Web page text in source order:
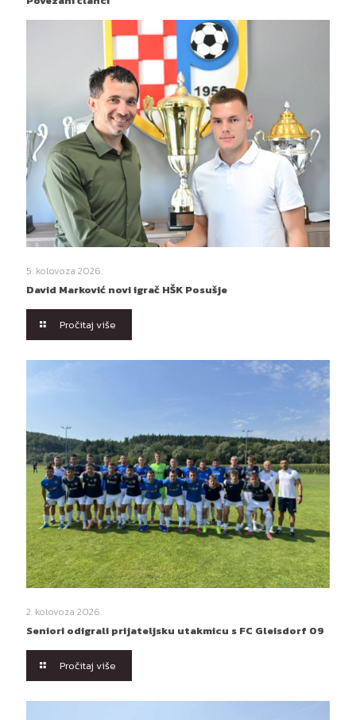
5. kolovoza 2026.
David Marković novi igrač HŠK Posušje
Pročitaj više
2. kolovoza 2026.
Seniori odigrali prijateljsku utakmicu s FC Gleisdorf 09
Pročitaj više